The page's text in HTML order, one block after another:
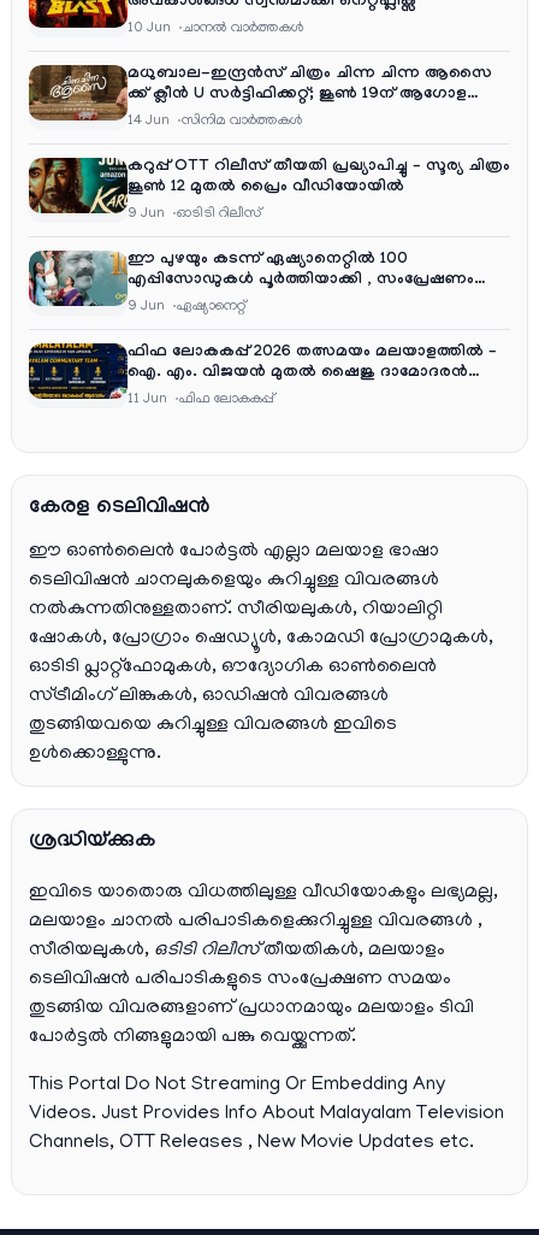
10 Jun ചാനല്‍ വാര്‍ത്തകള്‍
മധുബാല-ഇന്ദ്രൻസ് ചിത്രം ചിന്ന ചിന്ന ആസൈ
ക്ക് ക്ലീൻ U സർട്ടിഫിക്കറ്റ്; ജൂൺ 19ന് ആഗോള
റിലീസ്
14 Jun സിനിമ വാര്‍ത്തകള്‍
കറുപ്പ് OTT റിലീസ് തീയതി പ്രഖ്യാപിച്ചു – സൂര്യ ചിത്രം
ജൂൺ 12 മുതൽ പ്രൈം വീഡിയോയിൽ
9 Jun ഓടിടി റിലീസ്
ഈ പുഴയും കടന്ന് ഏഷ്യാനെറ്റിൽ 100
എപ്പിസോഡുകൾ പൂർത്തിയാക്കി , സംപ്രേഷണം
തിങ്കൾ മുതൽ വെള്ളി വരെ രാത്രി 9:30 ന്
9 Jun ഏഷ്യാനെറ്റ്‌
ഫിഫ ലോകകപ്പ് 2026 തത്സമയം മലയാളത്തിൽ –
ഐ. എം. വിജയൻ മുതൽ ഷൈജു ദാമോദരൻ
വരെ കമന്ററി സംഘത്തിൽ
11 Jun ഫിഫ ലോകകപ്പ്
കേരള ടെലിവിഷൻ
ഈ ഓൺലൈൻ പോർട്ടൽ എല്ലാ മലയാള ഭാഷാ
ടെലിവിഷൻ ചാനലുകളെയും കുറിച്ചുള്ള വിവരങ്ങൾ
നൽകുന്നതിനുള്ളതാണ്. സീരിയലുകൾ, റിയാലിറ്റി
ഷോകൾ, പ്രോഗ്രാം ഷെഡ്യൂൾ, കോമഡി പ്രോഗ്രാമുകൾ,
ഓടിടി പ്ലാറ്റ്‌ഫോമുകൾ, ഔദ്യോഗിക ഓൺലൈൻ
സ്ട്രീമിംഗ് ലിങ്കുകൾ, ഓഡിഷൻ വിവരങ്ങൾ
തുടങ്ങിയവയെ കുറിച്ചുള്ള വിവരങ്ങൾ ഇവിടെ
ഉൾക്കൊള്ളുന്നു.
ശ്രദ്ധിയ്ക്കുക
ഇവിടെ യാതൊരു വിധത്തിലുള്ള വീഡിയോകളും ലഭ്യമല്ല,
മലയാളം ചാനല്‍ പരിപാടികളെക്കുറിച്ചുള്ള വിവരങ്ങള്‍ ,
സീരിയലുകള്‍, ഒടിടി റിലീസ്തീയതികള്‍, മലയാളം
ടെലിവിഷന്‍ പരിപാടികളുടെ സംപ്രേക്ഷണ സമയം
തുടങ്ങിയ വിവരങ്ങളാണ് പ്രധാനമായും മലയാളം ടിവി
പോര്‍ട്ടല്‍ നിങ്ങളുമായി പങ്കു വെയ്ക്കുന്നത്.
This Portal Do Not Streaming Or Embedding Any
Videos. Just Provides Info About Malayalam Television
Channels, OTT Releases , New Movie Updates etc.